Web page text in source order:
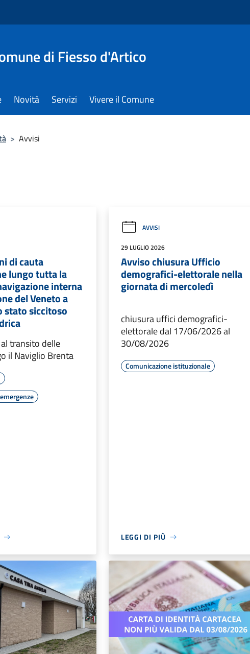
di Fiesso d'Artico
Novità Servizi Vivere il Comune
> Avvisi
di cauta
lungo tutta la
interna
del Veneto a
stato siccitoso
transito delle
il Naviglio Brenta
AVVISI
29 LUGLIO 2026
Avviso chiusura Ufficio
demografici-elettorale nella
giornata di mercoledì
chiusura uffici demografici-
elettorale dal 17/06/2026 al
30/08/2026
Comunicazione istituzionale
LEGGI DI PIÙ